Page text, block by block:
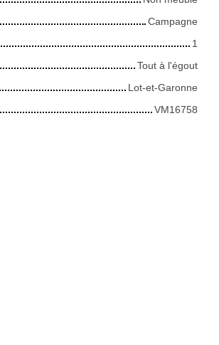
Campagne
1
Tout à l'égout
Lot-et-Garonne
VM16758